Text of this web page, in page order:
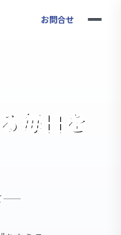
お問合せ
毎日を
——